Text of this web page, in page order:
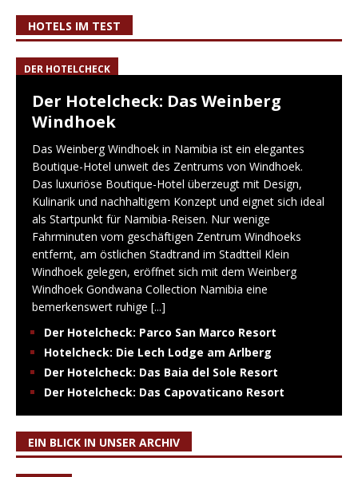
HOTELS IM TEST
DER HOTELCHECK
Der Hotelcheck: Das Weinberg
Windhoek
Das Weinberg Windhoek in Namibia ist ein elegantes
Boutique-Hotel unweit des Zentrums von Windhoek.
Das luxuriöse Boutique-Hotel überzeugt mit Design,
Kulinarik und nachhaltigem Konzept und eignet sich ideal
als Startpunkt für Namibia-Reisen. Nur wenige
Fahrminuten vom geschäftigen Zentrum Windhoeks
entfernt, am östlichen Stadtrand im Stadtteil Klein
Windhoek gelegen, eröffnet sich mit dem Weinberg
Windhoek Gondwana Collection Namibia eine
bemerkenswert ruhige [...]
Der Hotelcheck: Parco San Marco Resort
Hotelcheck: Die Lech Lodge am Arlberg
Der Hotelcheck: Das Baia del Sole Resort
Der Hotelcheck: Das Capovaticano Resort
EIN BLICK IN UNSER ARCHIV